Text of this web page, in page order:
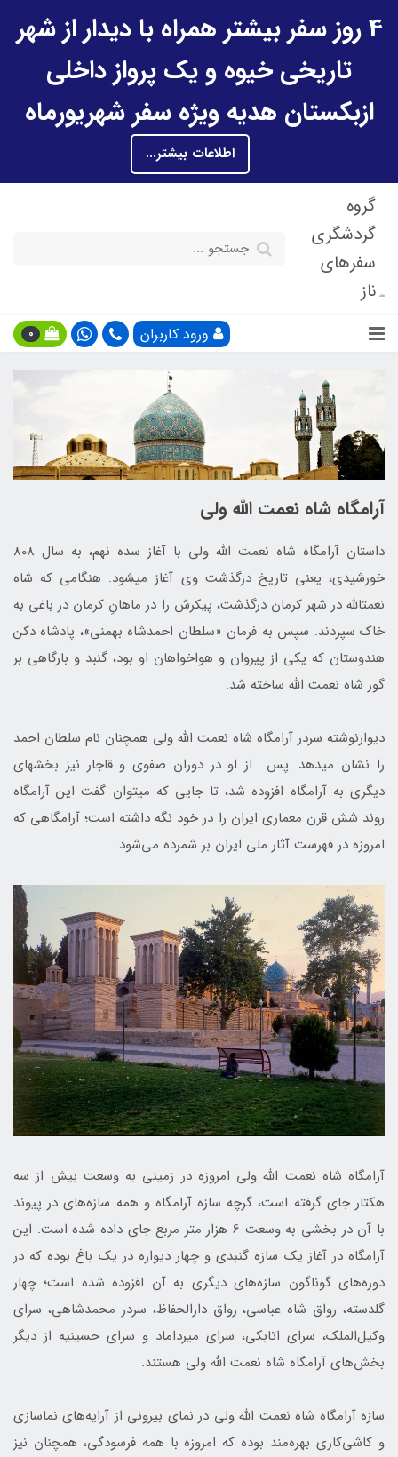
4 روز سفر بیشتر همراه با دیدار از شهر
تاریخی خیوه و یک پرواز داخلی
ازبکستان هدیه ویژه سفر شهریورماه
اطلاعات بیشتر...
گروه
گردشگری
سفرهای
ناز
ورود کاربران 0
آرامگاه شاه نعمت الله ولی
داستان آرامگاه شاه نعمت ‌الله ولی با آغاز سده نهم، به سال 808
خورشیدی، یعنی تاریخ درگذشت وی آغاز می‎شود. هنگامی که شاه
نعمت‎الله در شهر کرمان درگذشت، پیکرش را در ماهانِ کرمان در باغی به
خاک سپردند. سپس به فرمان «سلطان احمدشاه بهمنی»، پادشاه دکن
هندوستان که یکی از پیروان و هواخواهان او بود، گنبد و بارگاهی بر
گور شاه نعمت ‌الله ساخته شد.
دیوارنوشته سردر آرامگاه شاه نعمت ‌الله ولی همچنان نام سلطان احمد
را نشان می­دهد. پس از او در دوران صفوی و قاجار نیز بخش­های
دیگری به آرامگاه افزوده شد، تا جایی که می­توان گفت این آرامگاه
روند شش قرن معماری ایران را در خود نگه داشته است؛ آرامگاهی که
امروزه در فهرست آثار ملی ایران بر شمرده می‌شود.
آرامگاه شاه نعمت ‌الله ولی امروزه در زمینی به وسعت بیش از سه
هکتار جای گرفته است، گرچه سازه آرامگاه و همه سازه‌های در پیوند
با آن در بخشی به وسعت 6 هزار متر مربع جای داده شده است. این
آرامگاه در آغاز یک سازه گنبدی و چهار دیواره در یک باغ بوده که در
دوره‌های گوناگون سازه‌های دیگری به آن افزوده شده ‌است؛ چهار
گلدسته، رواق شاه عباسی، رواق دارالحفاظ، سردر محمدشاهی، سرای
وکیل‌الملک، سرای اتابکی، سرای میرداماد و سرای حسینیه از دیگر
بخش‌های آرامگاه شاه نعمت ‌الله ولی هستند.
سازه آرامگاه شاه نعمت ‌الله ولی در نمای بیرونی از آرایه‌های نماسازی
و کاشی‌کاری بهره‌مند بوده که امروزه با همه فرسودگی، همچنان نیز